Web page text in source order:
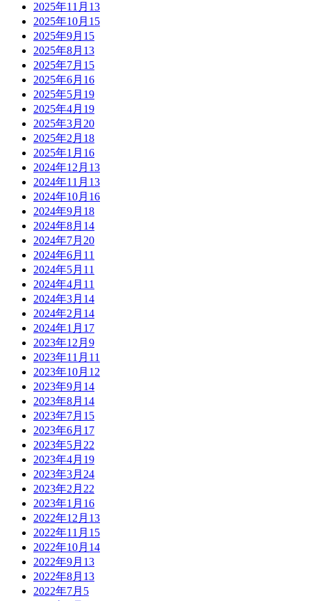
2025年11月 13
2025年10月 15
2025年9月 15
2025年8月 13
2025年7月 15
2025年6月 16
2025年5月 19
2025年4月 19
2025年3月 20
2025年2月 18
2025年1月 16
2024年12月 13
2024年11月 13
2024年10月 16
2024年9月 18
2024年8月 14
2024年7月 20
2024年6月 11
2024年5月 11
2024年4月 11
2024年3月 14
2024年2月 14
2024年1月 17
2023年12月 9
2023年11月 11
2023年10月 12
2023年9月 14
2023年8月 14
2023年7月 15
2023年6月 17
2023年5月 22
2023年4月 19
2023年3月 24
2023年2月 22
2023年1月 16
2022年12月 13
2022年11月 15
2022年10月 14
2022年9月 13
2022年8月 13
2022年7月 5